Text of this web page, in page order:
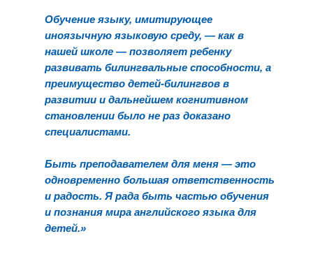
Обучение языку, имитирующее
иноязычную языковую среду, — как в
нашей школе — позволяет ребенку
развивать билингвальные способности, а
преимущество детей-билингвов в
развитии и дальнейшем когнитивном
становлении было не раз доказано
специалистами.
Быть преподавателем для меня — это
одновременно большая ответственность
и радость. Я рада быть частью обучения
и познания мира английского языка для
детей.»